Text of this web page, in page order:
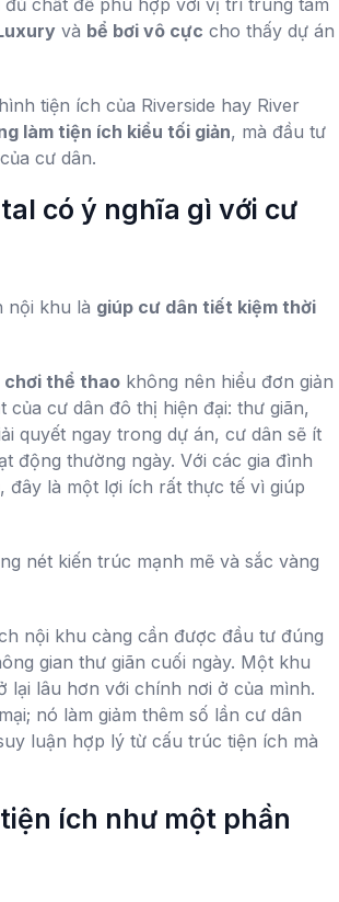
và bể bơi vô cực cho thấy dự án
tiện ích của Riverside hay River
làm tiện ích kiểu tối giản, mà đầu tư
cư dân.
có ý nghĩa gì với cư
nội khu là giúp cư dân tiết kiệm thời
chơi thể thao không nên hiểu đơn giản
của cư dân đô thị hiện đại: thư giãn,
quyết ngay trong dự án, cư dân sẽ ít
động thường ngày. Với các gia đình
đây là một lợi ích rất thực tế vì giúp
nội khu càng cần được đầu tư đúng
gian thư giãn cuối ngày. Một khu
lại lâu hơn với chính nơi ở của mình.
nó làm giảm thêm số lần cư dân
luận hợp lý từ cấu trúc tiện ích mà
ích như một phần